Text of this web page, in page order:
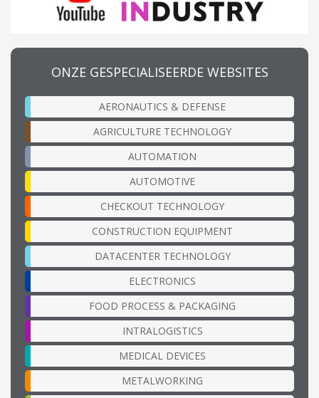
ONZE GESPECIALISEERDE WEBSITES
AERONAUTICS & DEFENSE
AGRICULTURE TECHNOLOGY
AUTOMATION
AUTOMOTIVE
CHECKOUT TECHNOLOGY
CONSTRUCTION EQUIPMENT
DATACENTER TECHNOLOGY
ELECTRONICS
FOOD PROCESS & PACKAGING
INTRALOGISTICS
MEDICAL DEVICES
METALWORKING